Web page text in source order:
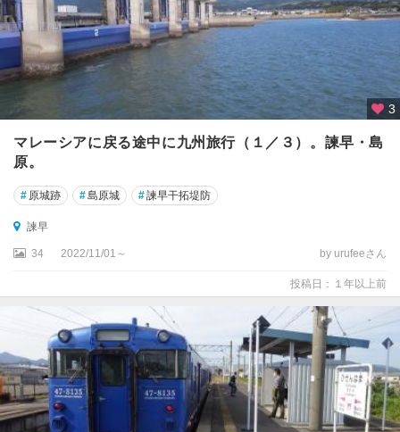
3
マレーシアに戻る途中に九州旅行（１／３）。諫早・島
原。
# 原城跡 #島原城 #諫早干拓堤防
諫早
34 2022/11/01～ by urufeeさん
投稿日：１年以上前